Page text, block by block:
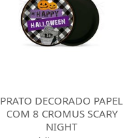
PRATO DECORADO PAPEL
COM 8 CROMUS SCARY
NIGHT